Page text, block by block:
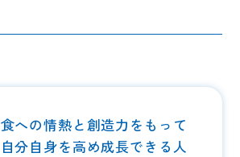
食への情熱と創造力をもって
自分自身を高め成長できる人